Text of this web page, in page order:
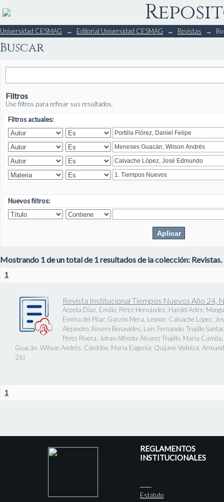
Buscar
Universidad CESMAG → Editorial Universidad CESMAG → Revistas →
Buscar
Filtros
Use filtros para refinar sus resultados.
Filtros actuales:
Nuevos filtros:
Mostrando 1 de un total de 1 resultados de la colección: Revistas.
1
Revista Institucional Tiempos Nuevos Año 24,
Acosta Díaz, Emilio; Pérez Hernández, Harold Arlés;
Emma del Pilar; Garzón Mera, Leonor; Calvache López,
Alejandro; Rosero Benavides, Luis Fernando; Trujillo
Pérez Rivera, Johan Alfredo; Álvarez Trujillo, María Camila;
Guacán, Wilson Andrés; Córdoba, María Eugenia; Quijano Vodniza,
26)
1
REGLAMENTOS
INSTITUCIONALES
Estatuto